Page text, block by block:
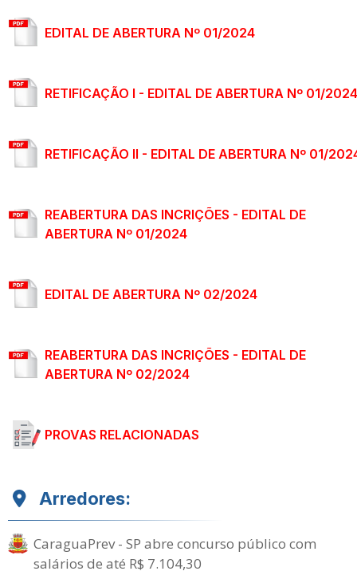
EDITAL DE ABERTURA Nº 01/2024
RETIFICAÇÃO I - EDITAL DE ABERTURA Nº 01/2024
RETIFICAÇÃO II - EDITAL DE ABERTURA Nº 01/
REABERTURA DAS INCRIÇÕES - EDITAL DE
ABERTURA Nº 01/2024
EDITAL DE ABERTURA Nº 02/2024
REABERTURA DAS INCRIÇÕES - EDITAL DE
ABERTURA Nº 02/2024
PROVAS RELACIONADAS
Arredores:
CaraguaPrev - SP abre concurso público com
salários de até R$ 7.104,30